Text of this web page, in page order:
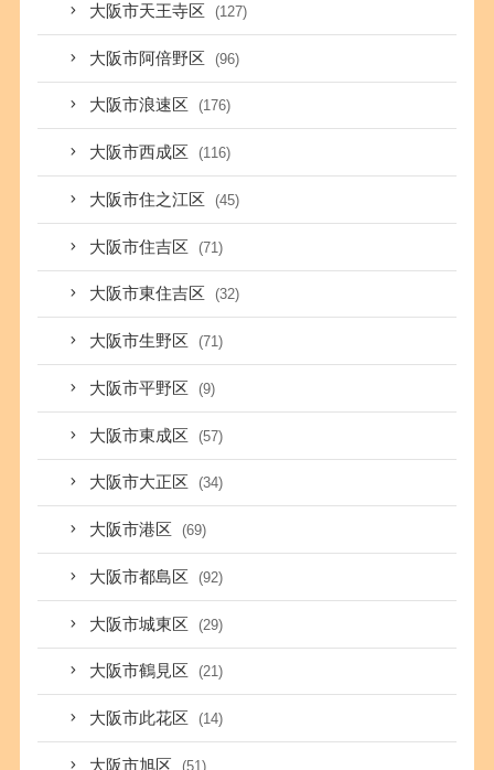
大阪市天王寺区 (127)
大阪市阿倍野区 (96)
大阪市浪速区 (176)
大阪市西成区 (116)
大阪市住之江区 (45)
大阪市住吉区 (71)
大阪市東住吉区 (32)
大阪市生野区 (71)
大阪市平野区 (9)
大阪市東成区 (57)
大阪市大正区 (34)
大阪市港区 (69)
大阪市都島区 (92)
大阪市城東区 (29)
大阪市鶴見区 (21)
大阪市此花区 (14)
大阪市旭区 (51)